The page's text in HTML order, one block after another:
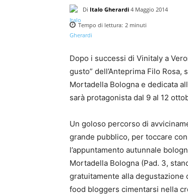
Di Italo Gherardi 4 Maggio 2014
Tempo di lettura: 2 minuti
Dopo i successi di Vinitaly a
gusto” dell’Anteprima Filo
Mortadella Bologna e dedicata
sarà protagonista dal 9 al 12
Un goloso percorso di
grande pubblico, per toccare
l’appuntamento autunnale
Mortadella Bologna (Pad. 3,
gratuitamente alla degustazione
food bloggers cimentarsi nella